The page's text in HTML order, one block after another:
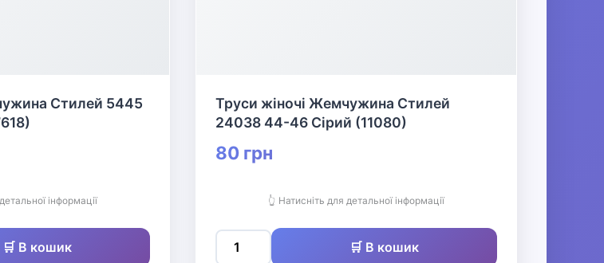
Стилей 5445
інформації
🛒 В кошик
Труси жіночі Жемчужина Стилей
24038 44-46 Сірий (11080)
80 грн
👆 Натисніть для детальної інформації
🛒 В кошик